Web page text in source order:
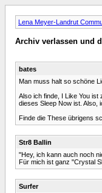
Lena Meyer-Landrut
Archiv verlassen und
bates
Man muss halt so schöne
Also ich finde, I Like You
dieses Sleep Now ist. Also,
Finde die These übrigens
Str8 Ballin
"Hey, ich kann auch noch
Für mich ist ganz "Crystal
Surfer